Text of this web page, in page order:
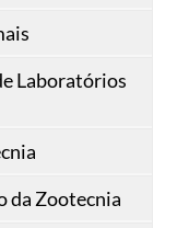
Laboratórios
da Zootecnia